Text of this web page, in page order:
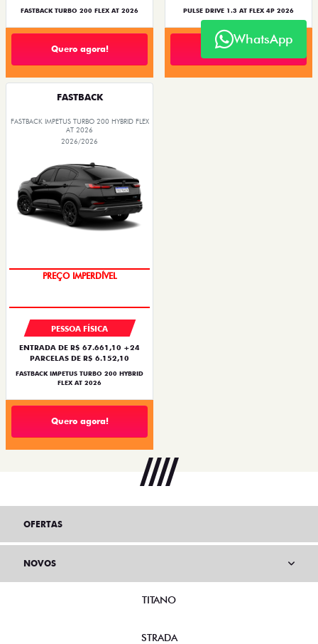
FASTBACK TURBO 200 FLEX AT 2026
Quero agora!
PULSE DRIVE 1.3 AT FLEX 4P 2026
Quero agora!
FASTBACK
FASTBACK IMPETUS TURBO 200 HYBRID FLEX
AT 2026
2026/2026
PREÇO IMPERDÍVEL
PESSOA FÍSICA
ENTRADA DE R$ 67.661,10 +24
PARCELAS DE R$ 6.152,10
FASTBACK IMPETUS TURBO 200 HYBRID
FLEX AT 2026
Quero agora!
WhatsApp
OFERTAS
NOVOS
TITANO
STRADA